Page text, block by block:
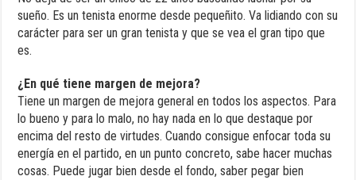
sueño. Es un tenista enorme desde pequeñito. Va lidiando con su
carácter para ser un gran tenista y que se vea el gran tipo que
es.
¿En qué tiene margen de mejora?
Tiene un margen de mejora general en todos los aspectos. Para
lo bueno y para lo malo, no hay nada en lo que destaque por
encima del resto de virtudes. Cuando consigue enfocar toda su
energía en el partido, en un punto concreto, sabe hacer muchas
cosas. Puede jugar bien desde el fondo, saber pegar bien